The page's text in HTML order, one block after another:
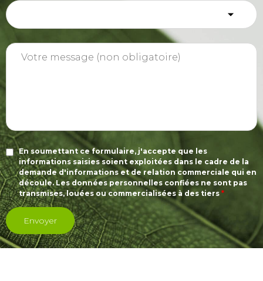
En soumettant ce formulaire, j'accepte que les
informations saisies soient exploitées dans le cadre de la
demande d'informations et de relation commerciale qui en
découle. Les données personnelles confiées ne sont pas
transmises, louées ou commercialisées à des tiers *